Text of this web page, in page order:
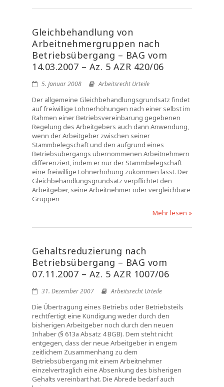
Gleichbehandlung von
Arbeitnehmergruppen nach
Betriebsübergang – BAG vom
14.03.2007 – Az. 5 AZR 420/06
5. Januar 2008 Arbeitsrecht Urteile
Der allgemeine Gleichbehandlungsgrundsatz findet
auf freiwillige Lohnerhöhungen nach einer selbst im
Rahmen einer Betriebsvereinbarung gegebenen
Regelung des Arbeitgebers auch dann Anwendung,
wenn der Arbeitgeber zwischen seiner
Stammbelegschaft und den aufgrund eines
Betriebsübergangs übernommenen Arbeitnehmern
differenziert, indem er nur der Stammbelegschaft
eine freiwillige Lohnerhöhung zukommen lässt. Der
Gleichbehandlungsgrundsatz verpflichtet den
Arbeitgeber, seine Arbeitnehmer oder vergleichbare
Gruppen
Mehr lesen »
Gehaltsreduzierung nach
Betriebsübergang – BAG vom
07.11.2007 – Az. 5 AZR 1007/06
31. Dezember 2007 Arbeitsrecht Urteile
Die Übertragung eines Betriebs oder Betriebsteils
rechtfertigt eine Kündigung weder durch den
bisherigen Arbeitgeber noch durch den neuen
Inhaber (§ 613a Absatz 4 BGB). Dem steht nicht
entgegen, dass der neue Arbeitgeber in engem
zeitlichem Zusammenhang zu dem
Betriebsübergang mit einem Arbeitnehmer
einzelvertraglich eine Absenkung des bisherigen
Gehalts vereinbart hat. Die Abrede bedarf auch